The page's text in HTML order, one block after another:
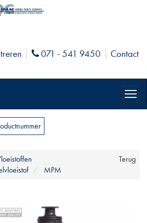
Phone
071 - 541 9450
Contact
Terug
MPM